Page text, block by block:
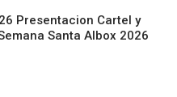
Presentacion Cartel y
Santa Albox 2026